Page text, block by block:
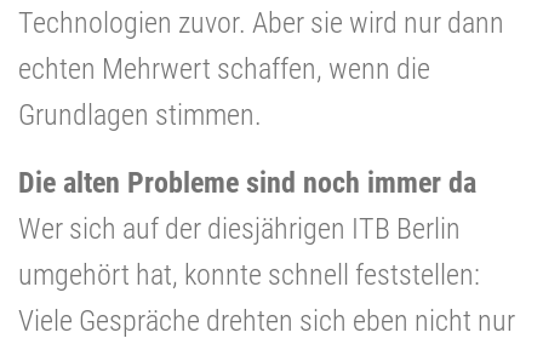
Technologien zuvor. Aber sie wird nur dann
echten Mehrwert schaffen, wenn die
Grundlagen stimmen.
Die alten Probleme sind noch immer da
Wer sich auf der diesjährigen ITB Berlin
umgehört hat, konnte schnell feststellen:
Viele Gespräche drehten sich eben nicht nur